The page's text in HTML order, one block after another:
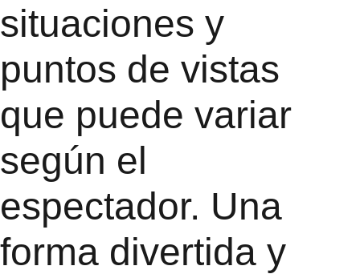
situaciones y
puntos de vistas
que puede variar
según el
espectador. Una
forma divertida y